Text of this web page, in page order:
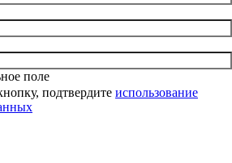
поле
подтвердите использование